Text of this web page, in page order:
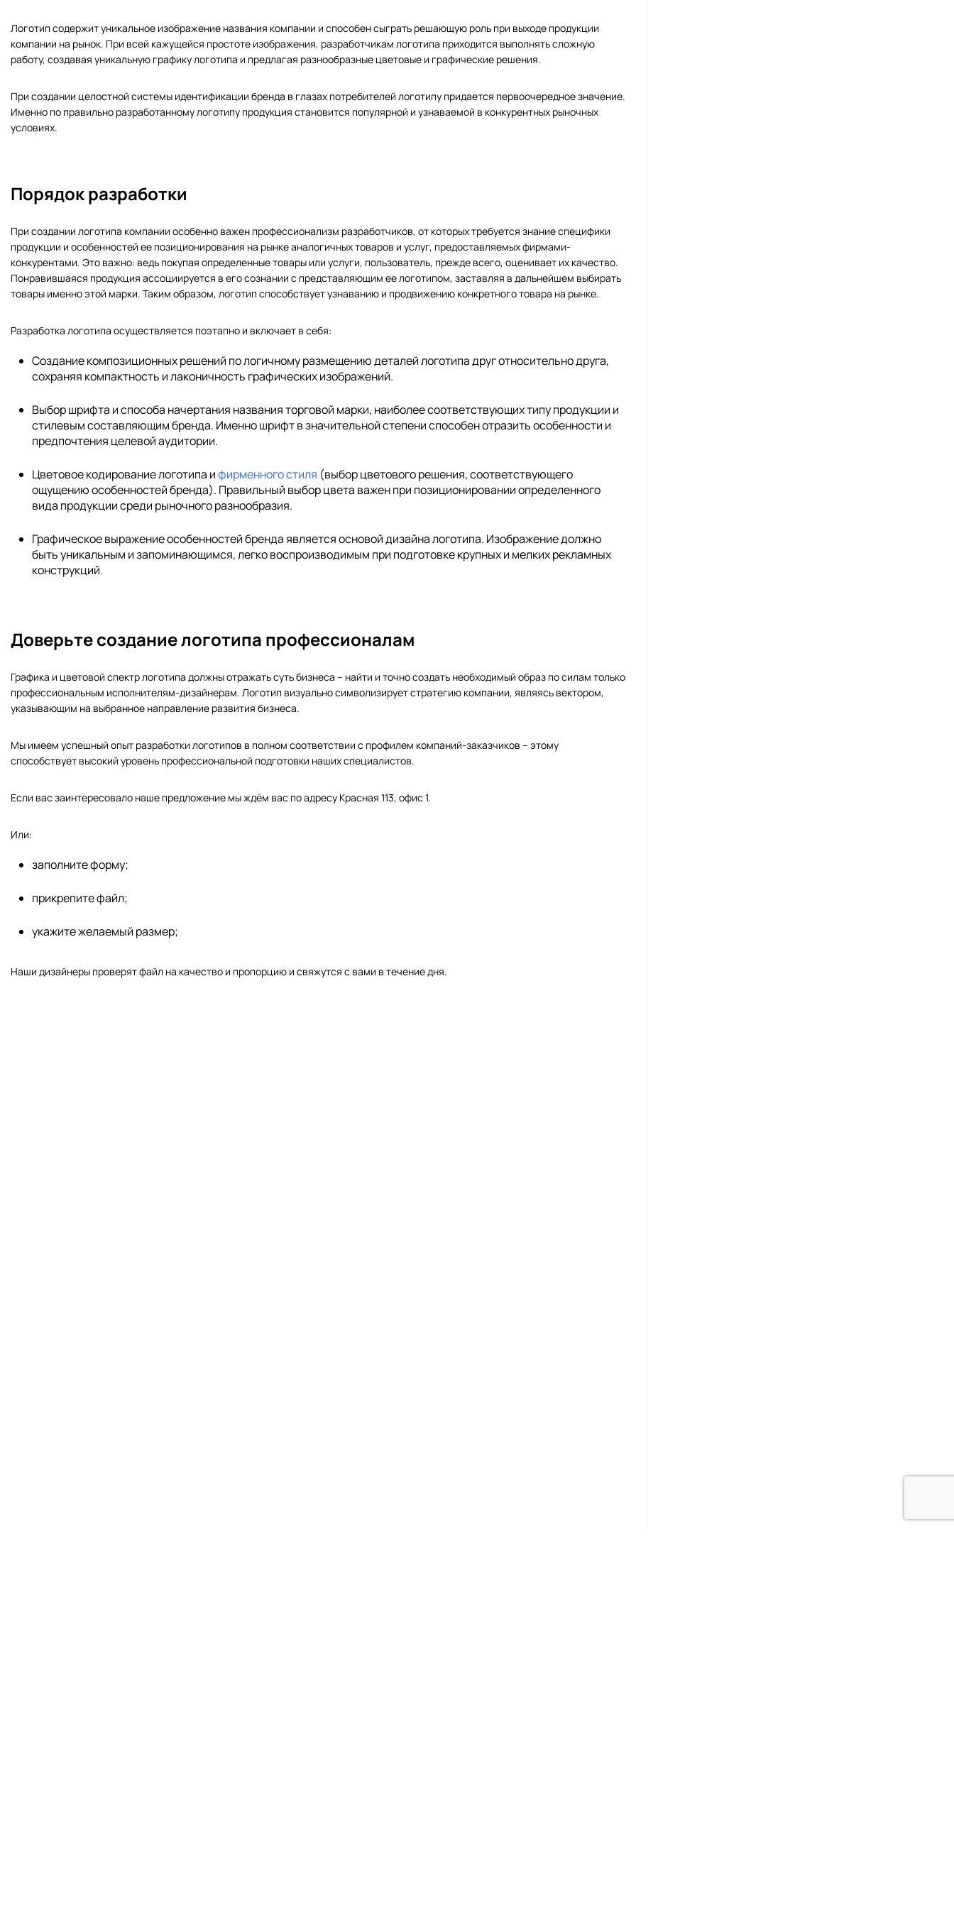
Логотип содержит уникальное изображение названия компании и способен сыграть решающую роль при выходе продукции
компании на рынок. При всей кажущейся простоте изображения, разработчикам логотипа приходится выполнять сложную
работу, создавая уникальную графику логотипа и предлагая разнообразные цветовые и графические решения.
При создании целостной системы идентификации бренда в глазах потребителей логотипу придается первоочередное значение.
Именно по правильно разработанному логотипу продукция становится популярной и узнаваемой в конкурентных рыночных
условиях.
Порядок разработки
При создании логотипа компании особенно важен профессионализм разработчиков, от которых требуется знание специфики
продукции и особенностей ее позиционирования на рынке аналогичных товаров и услуг, предоставляемых фирмами-
конкурентами. Это важно: ведь покупая определенные товары или услуги, пользователь, прежде всего, оценивает их качество.
Понравившаяся продукция ассоциируется в его сознании с представляющим ее логотипом, заставляя в дальнейшем выбирать
товары именно этой марки. Таким образом, логотип способствует узнаванию и продвижению конкретного товара на рынке.
Разработка логотипа осуществляется поэтапно и включает в себя:
Создание композиционных решений по логичному размещению деталей логотипа друг относительно друга,
сохраняя компактность и лаконичность графических изображений.
Выбор шрифта и способа начертания названия торговой марки, наиболее соответствующих типу продукции и
стилевым составляющим бренда. Именно шрифт в значительной степени способен отразить особенности и
предпочтения целевой аудитории.
Цветовое кодирование логотипа ифирменного стиля (выбор цветового решения, соответствующего
ощущению особенностей бренда). Правильный выбор цвета важен при позиционировании определенного
вида продукции среди рыночного разнообразия.
Графическое выражение особенностей бренда является основой дизайна логотипа. Изображение должно
быть уникальным и запоминающимся, легко воспроизводимым при подготовке крупных и мелких рекламных
конструкций.
Доверьте создание логотипа профессионалам
Графика и цветовой спектр логотипа должны отражать суть бизнеса – найти и точно создать необходимый образ по силам только
профессиональным исполнителям-дизайнерам. Логотип визуально символизирует стратегию компании, являясь вектором,
указывающим на выбранное направление развития бизнеса.
Мы имеем успешный опыт разработки логотипов в полном соответствии с профилем компаний-заказчиков – этому
способствует высокий уровень профессиональной подготовки наших специалистов.
Если вас заинтересовало наше предложение мы ждём вас по адресу Красная 113, офис 1.
Или:
заполните форму;
прикрепите файл;
укажите желаемый размер;
Наши дизайнеры проверят файл на качество и пропорцию и свяжутся с вами в течение дня.